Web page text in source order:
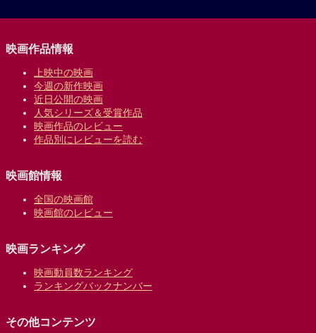
映画作品情報
上映中の映画
今週の新作映画
近日公開の映画
人気シリーズ＆受賞作品
映画作品のレビュー
作品別にレビューを読む
映画館情報
全国の映画館
映画館のレビュー
映画ランキング
映画動員数ランキング
ランキングバックナンバー
その他コンテンツ